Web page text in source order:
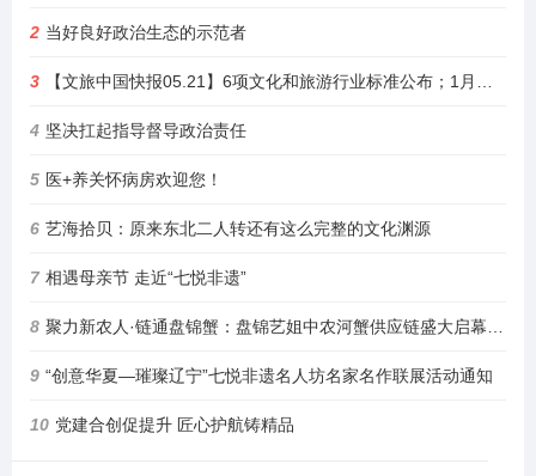
2 当好良好政治生态的示范者
3 【文旅中国快报05.21】6项文化和旅游行业标准公布；1月至4月全国铁路开行旅游列车增23%
4 坚决扛起指导督导政治责任
5 医+养关怀病房欢迎您！
6 艺海拾贝：原来东北二人转还有这么完整的文化渊源
7 相遇母亲节 走近“七悦非遗”
8 聚力新农人·链通盘锦蟹：盘锦艺姐中农河蟹供应链盛大启幕，绘就乡村振兴新图景
9 “创意华夏—璀璨辽宁”七悦非遗名人坊名家名作联展活动通知
10 党建合创促提升 匠心护航铸精品